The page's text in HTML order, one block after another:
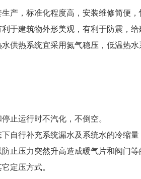
，标准化程度高，安装维修简便，
建筑物外形美观，有利于防震，给
热系统宜采用氮气稳压，低温热水
运行时不汽化，不倒空。
行补充系统漏水及系统水的冷缩量
压力突然升高造成暖气片和阀门等
定压方式。